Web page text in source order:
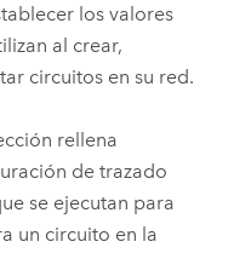
los valores
al crear,
circuitos en su red.
rellena
de trazado
se ejecutan para
un circuito en la